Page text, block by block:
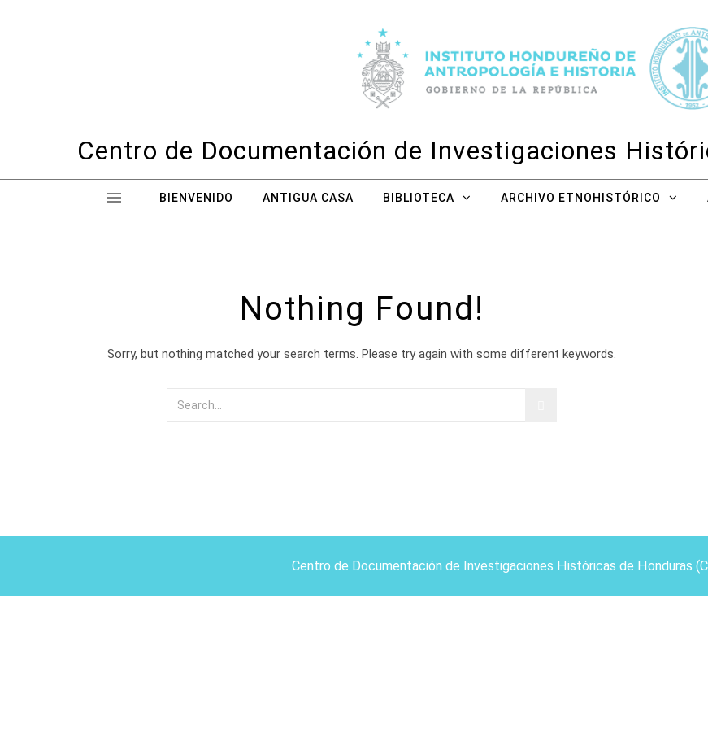
Centro de Documentación de Investigaciones
BIENVENIDO ANTIGUA CASA BIBLIOTECA ARCHIVO ETNOHISTÓRICO
Nothing Found!
Sorry, but nothing matched your search terms. Please try again with some different keywords.
Centro de Documentación de Investigaciones Históricas de Honduras